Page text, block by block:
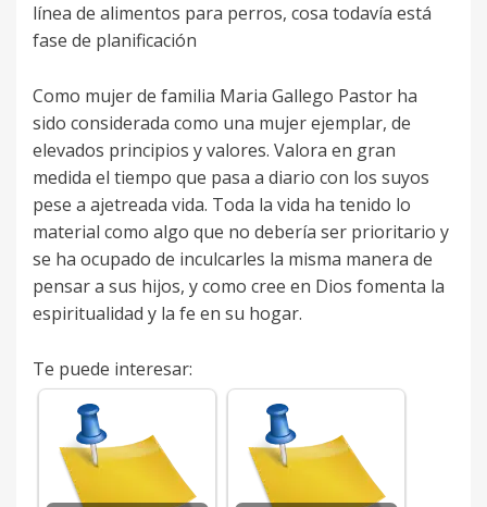
línea de alimentos para perros, cosa todavía está
fase de planificación
Como mujer de familia Maria Gallego Pastor ha
sido considerada como una mujer ejemplar, de
elevados principios y valores. Valora en gran
medida el tiempo que pasa a diario con los suyos
pese a ajetreada vida. Toda la vida ha tenido lo
material como algo que no debería ser prioritario y
se ha ocupado de inculcarles la misma manera de
pensar a sus hijos, y como cree en Dios fomenta la
espiritualidad y la fe en su hogar.
Te puede interesar: